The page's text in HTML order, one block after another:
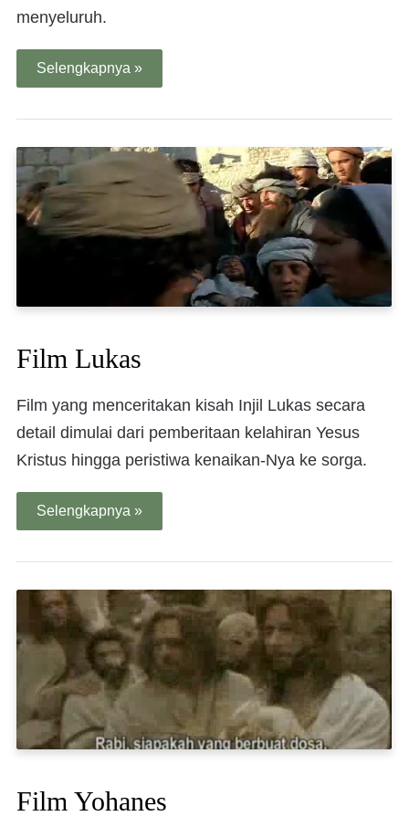
menyeluruh.
Selengkapnya »
Film Lukas
Film yang menceritakan kisah Injil Lukas secara
detail dimulai dari pemberitaan kelahiran Yesus
Kristus hingga peristiwa kenaikan-Nya ke sorga.
Selengkapnya »
Film Yohanes